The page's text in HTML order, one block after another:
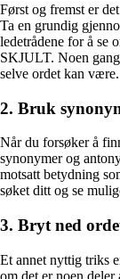
Først og fremst er
Ta en grundig
ledetrådene for å se
SKJULT. Noen
selve ordet kan være.
2. Bruk
Når du forsøker å
synonymer og
motsatt betydning
søket ditt og se
3. Bryt ned
Et annet nyttig triks
om det er noen